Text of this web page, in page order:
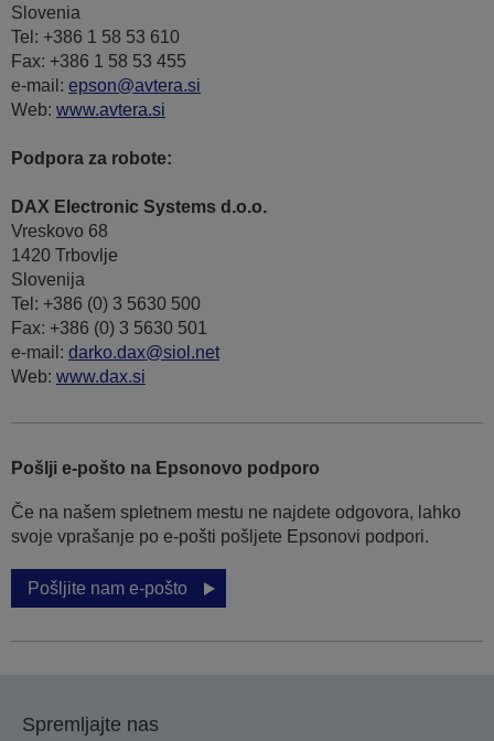
Slovenia
Tel: +386 1 58 53 610
Fax: +386 1 58 53 455
e-mail: epson@avtera.si
Web: www.avtera.si
Podpora za robote:
DAX Electronic Systems d.o.o.
Vreskovo 68
1420 Trbovlje
Slovenija
Tel: +386 (0) 3 5630 500
Fax: +386 (0) 3 5630 501
e-mail: darko.dax@siol.net
Web: www.dax.si
Pošlji e-pošto na Epsonovo podporo
Če na našem spletnem mestu ne najdete odgovora, lahko
svoje vprašanje po e-pošti pošljete Epsonovi podpori.
Pošljite nam e-pošto
Spremljajte nas